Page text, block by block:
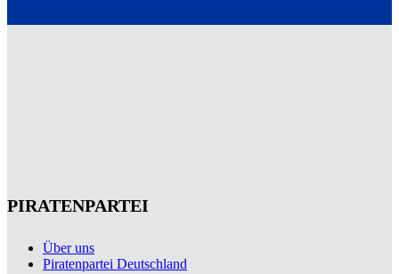
PIRATENPARTEI
Über uns
Piratenpartei Deutschland